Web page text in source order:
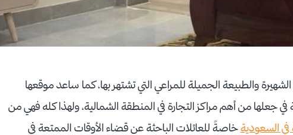
والطبيعة الجميلة للمراعي التي تشتهر بها، كما ساعد موقعها
في جعلها من أهم مراكز التجارة في المنطقة الشمالية، ولهذا كله فهي من
في السعوديةخاصةً للعائلات الباحثة عن قضاء الأوقات الممتعة في